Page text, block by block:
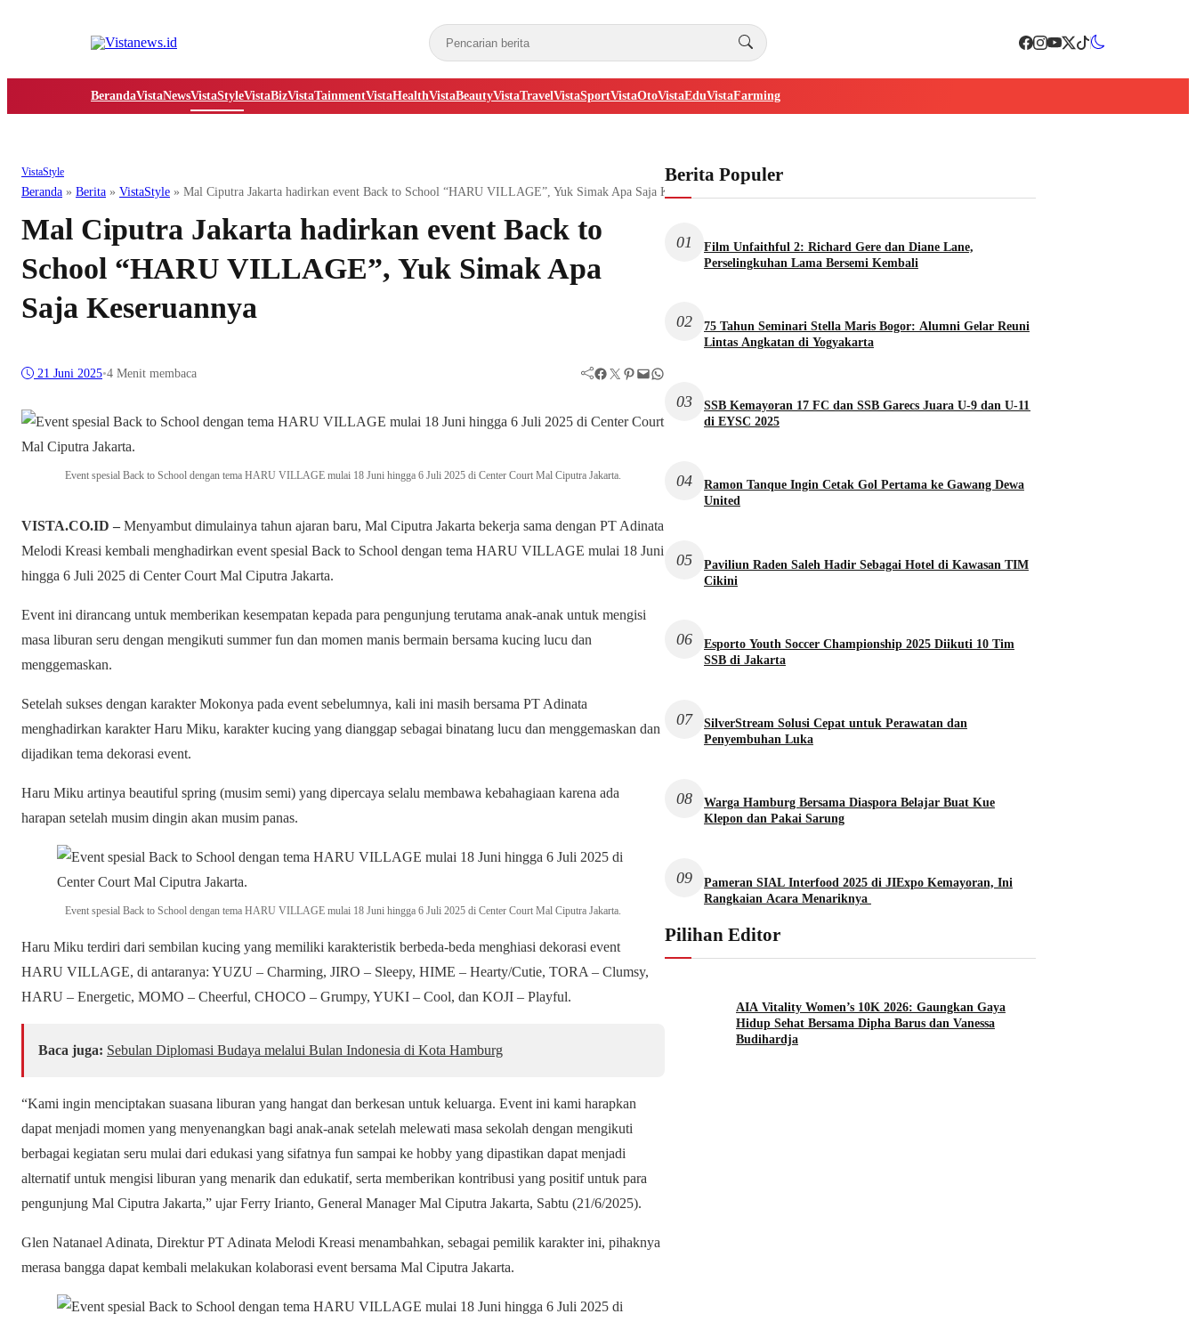
BerandaVistaNewsVistaStyleVistaBizVistaTainmentVistaHealthVistaBeautyVistaTravelVistaSportVistaOtoVistaEduVistaFarming
VistaStyle
Beranda » Berita » VistaStyle » Mal Ciputra Jakarta hadirkan event Back to School “HARU VILLAGE”, Yuk Simak Apa Saja Keseruannya
Mal Ciputra Jakarta hadirkan event Back to
School “HARU VILLAGE”, Yuk Simak Apa
Saja Keseruannya
21 Juni 2025•4 Menit membaca Facebook Twitter Pinterest Mail WhatsApp
Event spesial Back to School dengan tema HARU VILLAGE mulai 18 Juni hingga 6 Juli 2025 di Center Court Mal Ciputra Jakarta.
VISTA.CO.ID – Menyambut dimulainya tahun ajaran baru, Mal Ciputra Jakarta bekerja sama dengan PT Adinata
Melodi Kreasi kembali menghadirkan event spesial Back to School dengan tema HARU VILLAGE mulai 18 Juni
hingga 6 Juli 2025 di Center Court Mal Ciputra Jakarta.
Event ini dirancang untuk memberikan kesempatan kepada para pengunjung terutama anak-anak untuk mengisi
masa liburan seru dengan mengikuti summer fun dan momen manis bermain bersama kucing lucu dan
menggemaskan.
Setelah sukses dengan karakter Mokonya pada event sebelumnya, kali ini masih bersama PT Adinata
menghadirkan karakter Haru Miku, karakter kucing yang dianggap sebagai binatang lucu dan menggemaskan dan
dijadikan tema dekorasi event.
Haru Miku artinya beautiful spring (musim semi) yang dipercaya selalu membawa kebahagiaan karena ada
harapan setelah musim dingin akan musim panas.
Event spesial Back to School dengan tema HARU VILLAGE mulai 18 Juni hingga 6 Juli 2025 di Center Court Mal Ciputra Jakarta.
Haru Miku terdiri dari sembilan kucing yang memiliki karakteristik berbeda-beda menghiasi dekorasi event
HARU VILLAGE, di antaranya: YUZU – Charming, JIRO – Sleepy, HIME – Hearty/Cutie, TORA – Clumsy,
HARU – Energetic, MOMO – Cheerful, CHOCO – Grumpy, YUKI – Cool, dan KOJI – Playful.
Baca juga: Sebulan Diplomasi Budaya melalui Bulan Indonesia di Kota Hamburg
“Kami ingin menciptakan suasana liburan yang hangat dan berkesan untuk keluarga. Event ini kami harapkan
dapat menjadi momen yang menyenangkan bagi anak-anak setelah melewati masa sekolah dengan mengikuti
berbagai kegiatan seru mulai dari edukasi yang sifatnya fun sampai ke hobby yang dipastikan dapat menjadi
alternatif untuk mengisi liburan yang menarik dan edukatif, serta memberikan kontribusi yang positif untuk para
pengunjung Mal Ciputra Jakarta,” ujar Ferry Irianto, General Manager Mal Ciputra Jakarta, Sabtu (21/6/2025).
Glen Natanael Adinata, Direktur PT Adinata Melodi Kreasi menambahkan, sebagai pemilik karakter ini, pihaknya
merasa bangga dapat kembali melakukan kolaborasi event bersama Mal Ciputra Jakarta.
Berita Populer
01
Film Unfaithful 2: Richard Gere dan Diane Lane,
Perselingkuhan Lama Bersemi Kembali
02
75 Tahun Seminari Stella Maris Bogor: Alumni Gelar Reuni
Lintas Angkatan di Yogyakarta
03
SSB Kemayoran 17 FC dan SSB Garecs Juara U-9 dan U-11
di EYSC 2025
04
Ramon Tanque Ingin Cetak Gol Pertama ke Gawang Dewa
United
05
Paviliun Raden Saleh Hadir Sebagai Hotel di Kawasan TIM
Cikini
06
Esporto Youth Soccer Championship 2025 Diikuti 10 Tim
SSB di Jakarta
07
SilverStream Solusi Cepat untuk Perawatan dan
Penyembuhan Luka
08
Warga Hamburg Bersama Diaspora Belajar Buat Kue
Klepon dan Pakai Sarung
09
Pameran SIAL Interfood 2025 di JIExpo Kemayoran, Ini
Rangkaian Acara Menariknya
Pilihan Editor
AIA Vitality Women’s 10K 2026: Gaungkan Gaya
Hidup Sehat Bersama Dipha Barus dan Vanessa
Budihardja